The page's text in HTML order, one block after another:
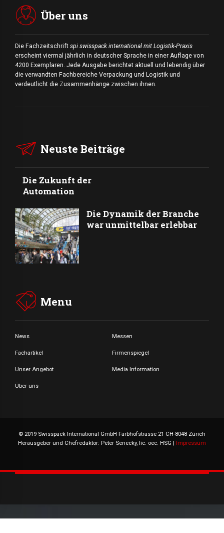
Über uns
Die Fachzeitschrift spi swisspack international mit Logistik-Praxis
erscheint viermal jährlich in deutscher Sprache in einer Auflage von
4200 Exemplaren. Jede Ausgabe berichtet aktuell und lebendig über
die verwandten Fachbereiche Verpackung und Logistik und
verdeutlicht die Zusammenhänge zwischen ihnen.
Neuste Beiträge
Die Zukunft der
Automation
Die Dynamik der Branche
war unmittelbar erlebbar
Menu
News Messen
Fachartikel Firmenspiegel
Unser Angebot Media Information
Über uns
© 2019 Swisspack International GmbH Farbhofstrasse 21 CH-8048 Zürich
Herausgeber und Chefredaktor: Peter Senecky, lic. oec. HSG | Impressum